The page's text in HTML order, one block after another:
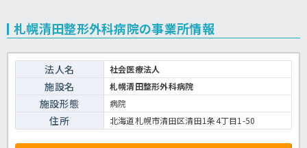
札幌清田整形外科病院の事業所情報
法人名 社会医療法人
施設名 札幌清田整形外科病院
施設形態 病院
住所 北海道札幌市清田区清田1条4丁目1-50